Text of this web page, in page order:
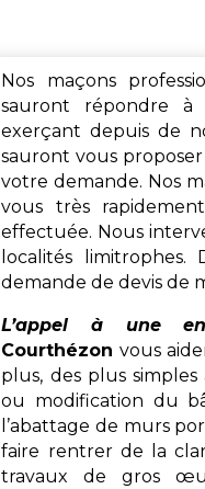
Nos maçons
sauront répondre à
exerçant depuis de
sauront vous
votre demande. Nos
vous très
effectuée. Nous
localités limitrophes.
demande de devis de
L’appel à une
Courthézon vous
plus, des plus
ou modification du
l’abattage de murs
faire rentrer de la
travaux de gros